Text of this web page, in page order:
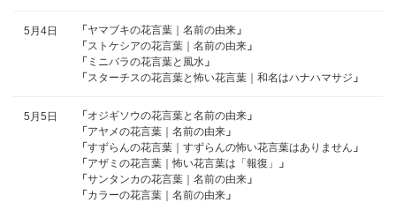
5月4日 「 ヤマブキの花言葉｜名前の由来 」
「 ストケシアの花言葉｜名前の由来 」
「 ミニバラの花言葉と風水 」
「 スターチスの花言葉と怖い花言葉｜和名はハナハマサジ 」
5月5日 「 オジギソウの花言葉と名前の由来 」
「 アヤメの花言葉｜名前の由来 」
「 すずらんの花言葉｜すずらんの怖い花言葉はありません 」
「 アザミの花言葉｜怖い花言葉は「報復」
」
「 サンタンカの花言葉｜名前の由来 」
「 カラーの花言葉｜名前の由来 」